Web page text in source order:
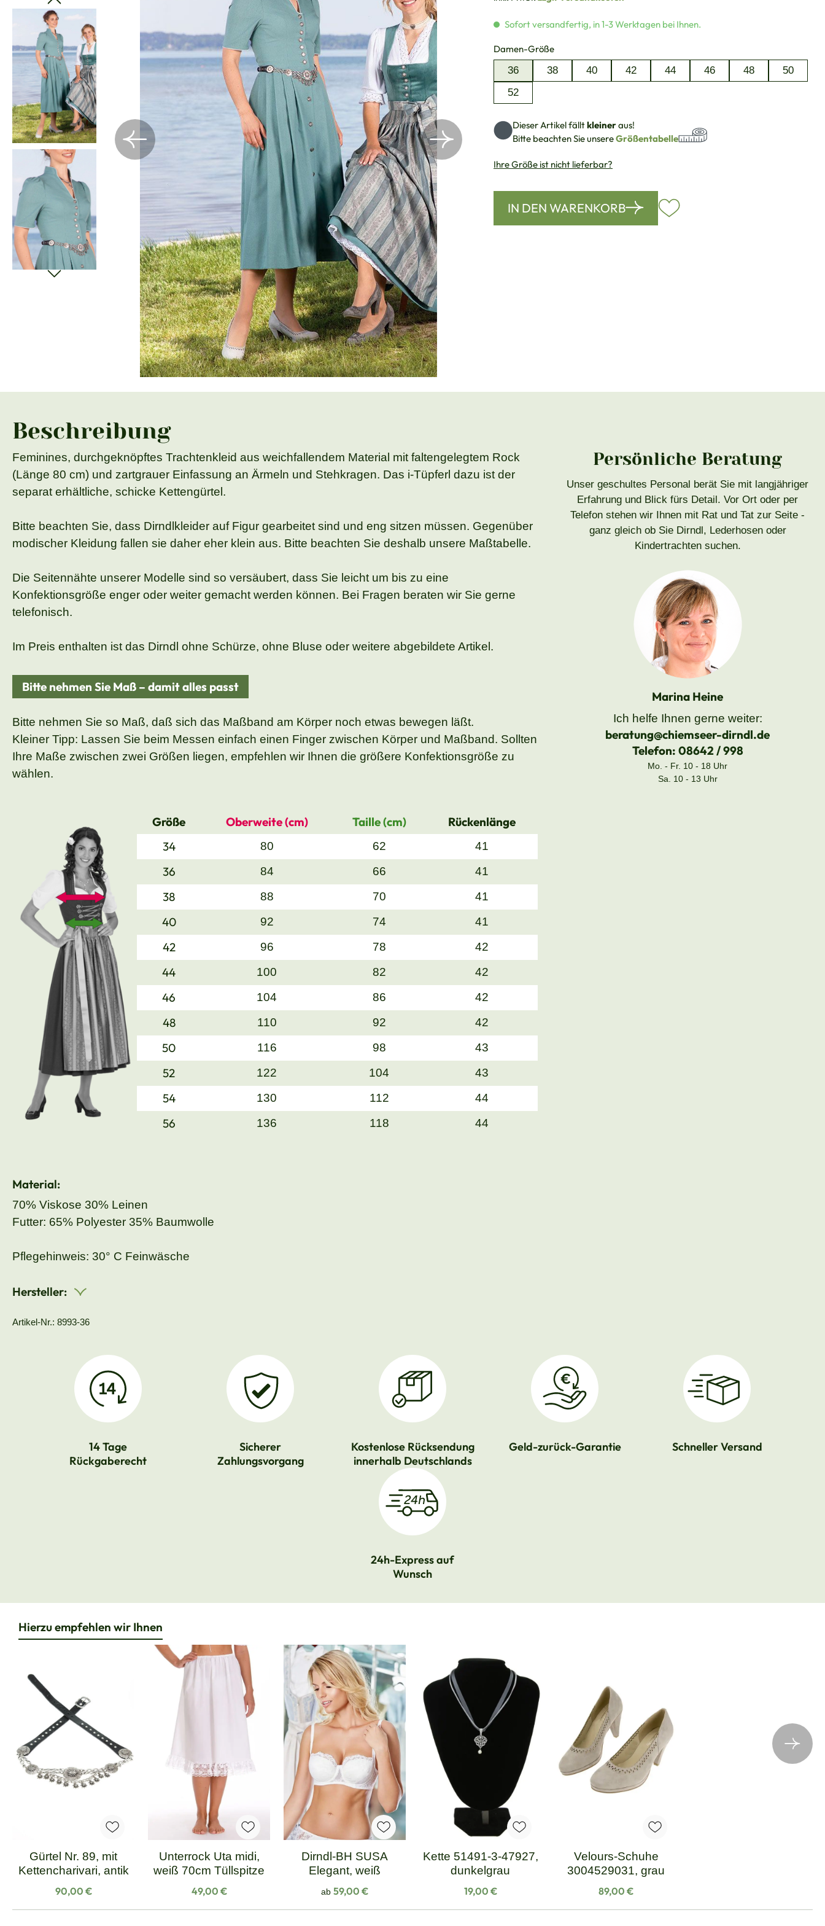
Sofort versandfertig, in 1-3 Werktagen bei Ihnen.
Damen-Größeauswählen
36
38 40 42 44 46 48
50
52
Dieser Artikel fälltkleineraus!
Bitte beachten Sie unsereGrößentabelle
Ihre Größe ist nicht lieferbar?
IN DEN WARENKORB
Beschreibung
Feminines, durchgeknöpftes Trachtenkleid aus weichfallendem Material mit faltengelegtem Rock
(Länge 80 cm) und zartgrauer Einfassung an Ärmeln und Stehkragen. Das i-Tüpferl dazu ist der
separat erhältliche, schicke Kettengürtel.
Bitte beachten Sie, dass Dirndlkleider auf Figur gearbeitet sind und eng sitzen müssen. Gegenüber
modischer Kleidung fallen sie daher eher klein aus. Bitte beachten Sie deshalb unsere Maßtabelle.
Die Seitennähte unserer Modelle sind so versäubert, dass Sie leicht um bis zu eine
Konfektionsgröße enger oder weiter gemacht werden können. Bei Fragen beraten wir Sie gerne
telefonisch.
Im Preis enthalten ist das Dirndl ohne Schürze, ohne Bluse oder weitere abgebildete Artikel.
Bitte nehmen Sie Maß – damit alles passt
Bitte nehmen Sie so Maß, daß sich das Maßband am Körper noch etwas bewegen läßt.
Kleiner Tipp: Lassen Sie beim Messen einfach einen Finger zwischen Körper und Maßband. Sollten
Ihre Maße zwischen zwei Größen liegen, empfehlen wir Ihnen die größere Konfektionsgröße zu
wählen.
Größe Oberweite (cm) Taille (cm)
Rückenlänge
34
80 62 41
36 84 66 41
38 88 70 41
40 92 74 41
42 96 78 42
44 100 82 42
46 104 86 42
48 110 92 42
50 116 98 43
52 122 104 43
54 130 112 44
56 136 118 44
Material:
70% Viskose 30% Leinen
Futter: 65% Polyester 35% Baumwolle
Pflegehinweis: 30° C Feinwäsche
Hersteller:
Artikel-Nr.: 8993-36
Persönliche Beratung
Unser geschultes Personal berät Sie mit langjähriger
Erfahrung und Blick fürs Detail. Vor Ort oder per
Telefon stehen wir Ihnen mit Rat und Tat zur Seite -
ganz gleich ob Sie Dirndl, Lederhosen oder
Kindertrachten suchen.
Marina Heine
Ich helfe Ihnen gerne weiter:
beratung@chiemseer-dirndl.de
Telefon: 08642 / 998
Mo. - Fr. 10 - 18 Uhr
Sa. 10 - 13 Uhr
14 Tage
Rückgaberecht
Sicherer
Zahlungsvorgang
Kostenlose Rücksendung
innerhalb Deutschlands
Geld-zurück-Garantie Schneller Versand
24h-Express auf
Wunsch
Hierzu empfehlen wir Ihnen
Gürtel Nr. 89, mit
Kettencharivari, antik
Regulärer Preis:
90,00 €
Unterrock Uta midi,
weiß 70cm Tüllspitze
Regulärer Preis:
49,00 €
Dirndl-BH SUSA
Elegant, weiß
Regulärer Preis:
ab 59,00 €
Kette 51491-3-47927,
dunkelgrau
Regulärer Preis:
19,00 €
Velours-Schuhe
3004529031, grau
Regulärer Preis:
89,00 €